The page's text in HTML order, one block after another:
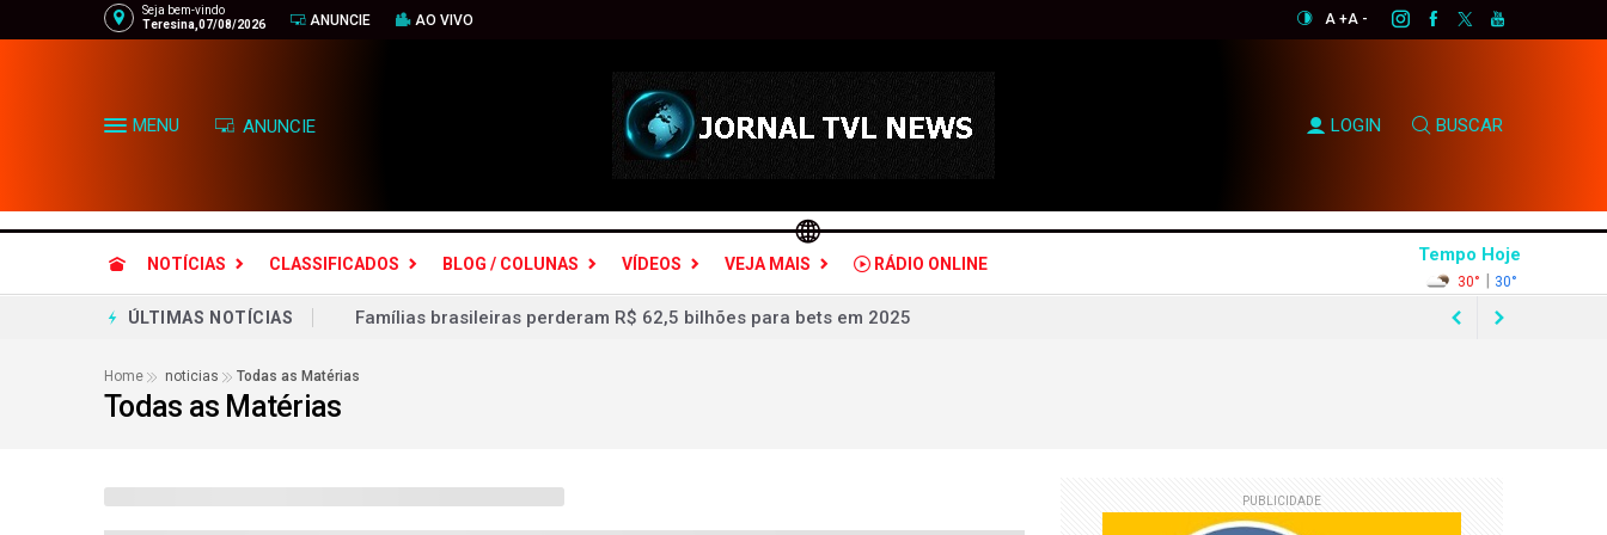
Seja bem-vindo
Teresina,07/08/2026
ANUNCIE AO VIVO A +A -
MENU ANUNCIE LOGIN BUSCAR
NOTÍCIAS CLASSIFICADOS BLOG / COLUNAS VÍDEOS VEJA MAIS RÁDIO ONLINE Tempo Hoje
30° | 30°
ÚLTIMAS NOTÍCIAS
Em decisão inédita, STJ condena Buzzi à perda do cargo por assédio
Objetivo bolsonarista e fascista é só poder e ganhar dinheiro
Home noticias Todas as Matérias
Todas as Matérias
PUBLICIDADE